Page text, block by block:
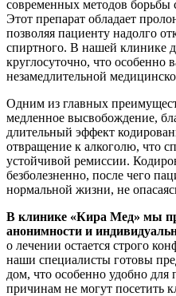
современных методов борьбы
Этот препарат обладает
позволяя пациенту надолго
спиртного. В нашей клинике
круглосуточно, что
незамедлительной
Одним из главных
медленное высвобождение,
длительный эффект
отвращение к алкоголю, что
устойчивой ремиссии.
безболезненно, после чего
нормальной жизни, не
В клинике «Кира Мед» мы
анонимности и
о лечении остается строго
наши специалисты готовы
дом, что особенно удобно
причинам не могут посетить